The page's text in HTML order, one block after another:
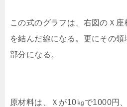
この式のグラフは、右図のＸ
を結んだ線になる。更にその
部分になる。
原材料は、Ｘが10㎏で1000円